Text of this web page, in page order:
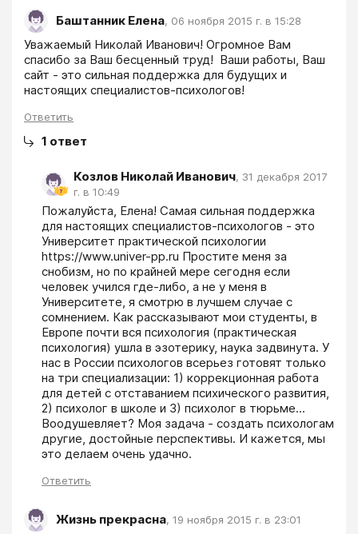
Баштанник Елена, 06 ноября 2015 г. в 15:28
Уважаемый Николай Иванович! Огромное Вам
спасибо за Ваш бесценный труд!  Ваши работы, Ваш
сайт - это сильная поддержка для будущих и
настоящих специалистов-психологов!
Ответить
1 ответ
Козлов Николай Иванович, 31 декабря 2017
г. в 10:49
Пожалуйста, Елена! Самая сильная поддержка
для настоящих специалистов-психологов - это
Университет практической психологии
https://www.univer-pp.ru Простите меня за
снобизм, но по крайней мере сегодня если
человек учился где-либо, а не у меня в
Университете, я смотрю в лучшем случае с
сомнением. Как рассказывают мои студенты, в
Европе почти вся психология (практическая
психология) ушла в эзотерику, наука задвинута. У
нас в России психологов всерьез готовят только
на три специализации: 1) коррекционная работа
для детей с отставанием психического развития,
2) психолог в школе и 3) психолог в тюрьме...
Воодушевляет? Моя задача - создать психологам
другие, достойные перспективы. И кажется, мы
это делаем очень удачно.
Ответить
Жизнь прекрасна, 19 ноября 2015 г. в 23:01